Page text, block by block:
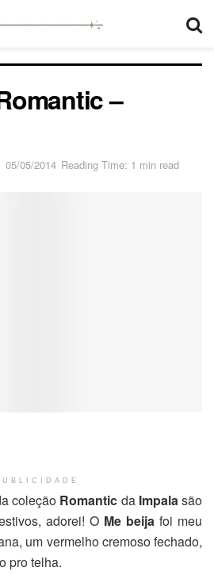
–
05/05/2014 Reading Time: 1 min read
coleção Romantic da Impalasão
adorei! O Me beija foi meu
um vermelho cremoso fechado,
pro telha.